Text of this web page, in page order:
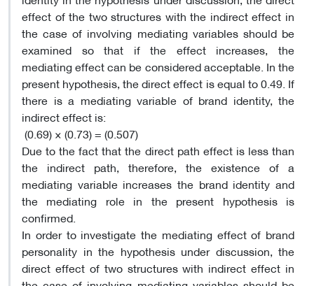
effect of the two structures with the indirect effect in
the case of involving mediating variables should be
examined so that if the effect increases, the
mediating effect can be considered acceptable. In the
present hypothesis, the direct effect is equal to 0.49. If
there is a mediating variable of brand identity, the
indirect effect is:
(0.69) × (0.73) = (0.507)
Due to the fact that the direct path effect is less than
the indirect path, therefore, the existence of a
mediating variable increases the brand identity and
the mediating role in the present hypothesis is
confirmed.
In order to investigate the mediating effect of brand
personality in the hypothesis under discussion, the
direct effect of two structures with indirect effect in